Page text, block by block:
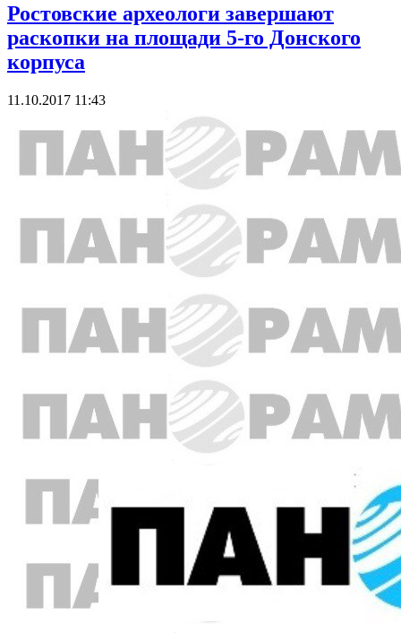
Ростовские археологи завершают
раскопки на площади 5-го Донского
корпуса
11.10.2017 11:43